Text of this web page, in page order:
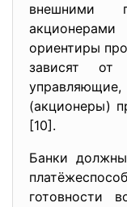
внешними
ориентиры
зависят
управляющие,
(акционеры)
[10].
Банки
готовности